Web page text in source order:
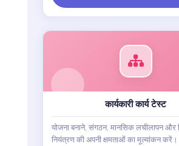
कार्यकारी कार्य टेस्ट
योजना बनाने, संगठन, मानसिक लचीलापन और
नियंत्रण की अपनी क्षमताओं का मूल्यांकन